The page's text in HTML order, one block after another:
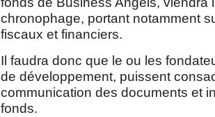
chronophage, portant notamment
fiscaux et financiers.
Il faudra donc que le ou les
de développement, puissent
communication des documents et
fonds.